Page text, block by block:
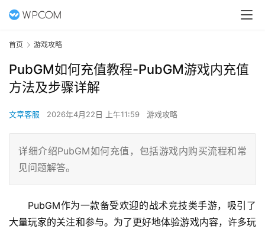
首页 游戏攻略
PubGM如何充值教程-PubGM游戏内充值
方法及步骤详解
文章客服 2026年4月22日 上午11:59 游戏攻略
详细介绍PubGM如何充值，包括游戏内购买流程和常
见问题解答。
PubGM作为一款备受欢迎的战术竞技类手游，吸引了
大量玩家的关注和参与。为了更好地体验游戏内容，许多玩